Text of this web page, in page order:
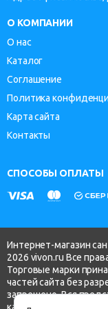
О КОМПАНИИ
О нас
Каталог
Соглашение
Политика
Карта сайта
Контакты
СПОСОБЫ ОПЛАТЫ
Интернет-магазин
2026 vivon.ru Все
Торговые марки
частей сайта без
запрещено. Вся